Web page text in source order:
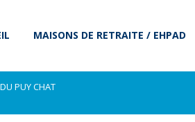
MAISONS DE RETRAITE / EHPAD
PUY CHAT